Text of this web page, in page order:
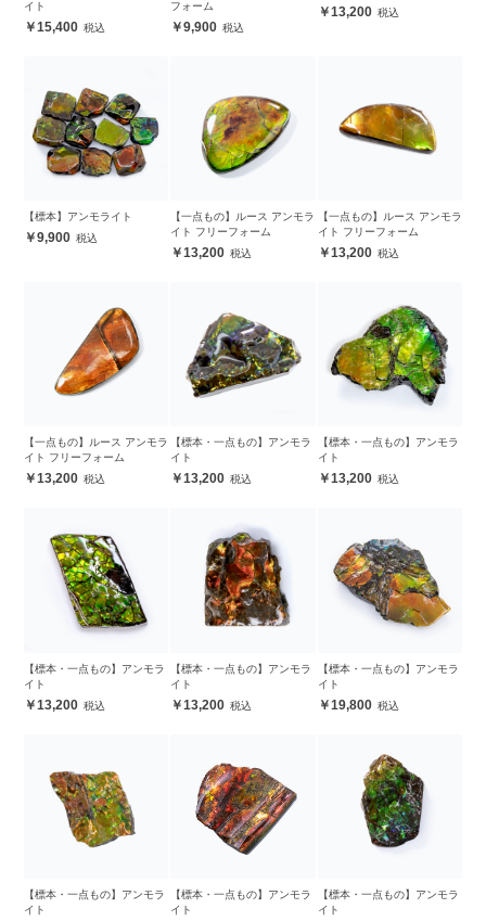
イト
15,400
フォーム
9,900
13,200
【標本】アンモライト
9,900
【一点もの】ルース アンモラ
イト フリーフォーム
13,200
【一点もの】ルース アンモラ
イト フリーフォーム
13,200
【一点もの】ルース アンモラ
イト フリーフォーム
13,200
【標本・一点もの】アンモラ
イト
13,200
【標本・一点もの】アンモラ
イト
13,200
【標本・一点もの】アンモラ
イト
13,200
【標本・一点もの】アンモラ
イト
13,200
【標本・一点もの】アンモラ
イト
19,800
【標本・一点もの】アンモラ
イト
【標本・一点もの】アンモラ
イト
【標本・一点もの】アンモラ
イト